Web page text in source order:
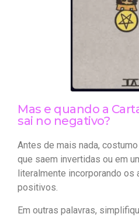
Mas e quando a
sai no negativo?
Antes de mais nada,
que saem invertidas ou em
literalmente incorporando
positivos.
Em outras palavras,